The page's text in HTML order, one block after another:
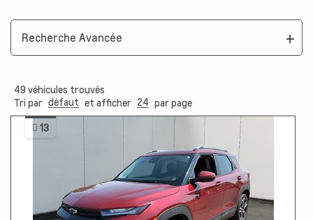
Recherche Avancée
49 véhicules trouvés
Tri par défaut et afficher 24 par page
13